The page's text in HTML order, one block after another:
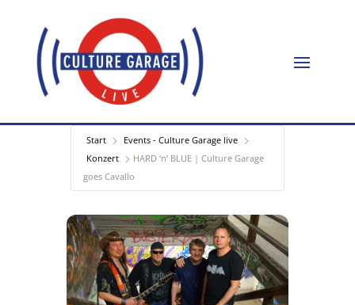
Start
Events - Culture Garage live
Konzert
HARD ‘n’ BLUE | Culture Garage
goes Cavallo